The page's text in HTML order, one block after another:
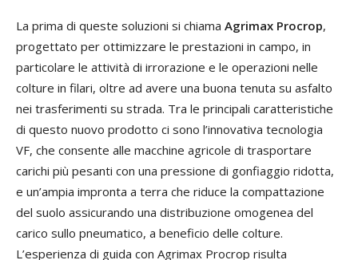
La prima di queste soluzioni si chiama Agrimax Procrop,
progettato per ottimizzare le prestazioni in campo, in
particolare le attività di irrorazione e le operazioni nelle
colture in filari, oltre ad avere una buona tenuta su asfalto
nei trasferimenti su strada. Tra le principali caratteristiche
di questo nuovo prodotto ci sono l’innovativa tecnologia
VF, che consente alle macchine agricole di trasportare
carichi più pesanti con una pressione di gonfiaggio ridotta,
e un’ampia impronta a terra che riduce la compattazione
del suolo assicurando una distribuzione omogenea del
carico sullo pneumatico, a beneficio delle colture.
L’esperienza di guida con Agrimax Procrop risulta